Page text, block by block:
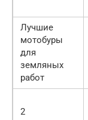
Лучшие
мотобуры
для
земляных
работ
2